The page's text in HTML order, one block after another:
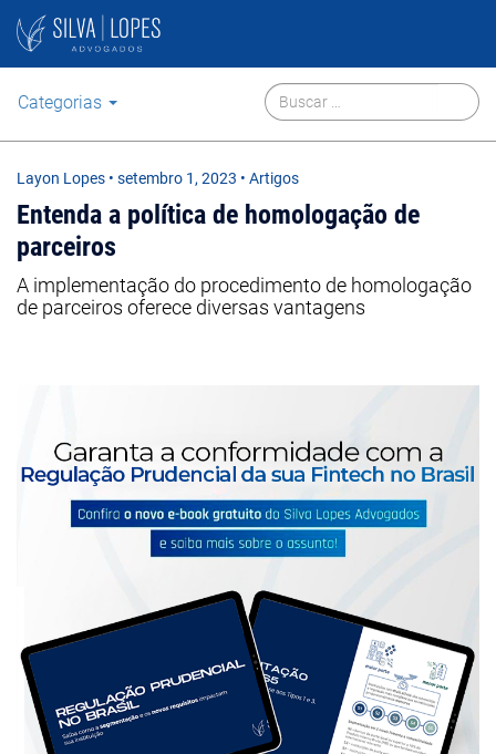
Categorias
Layon Lopes • setembro 1, 2023 • Artigos
Entenda a política de homologação de
parceiros
A implementação do procedimento de homologação
de parceiros oferece diversas vantagens